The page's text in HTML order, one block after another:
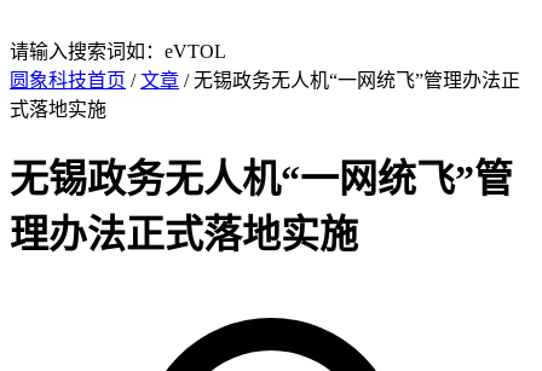
请输入搜索词如：eVTOL
圆象科技首页 /文章 / 无锡政务无人机“一网统飞”管理办法正
式落地实施
无锡政务无人机“一网统飞”管
理办法正式落地实施